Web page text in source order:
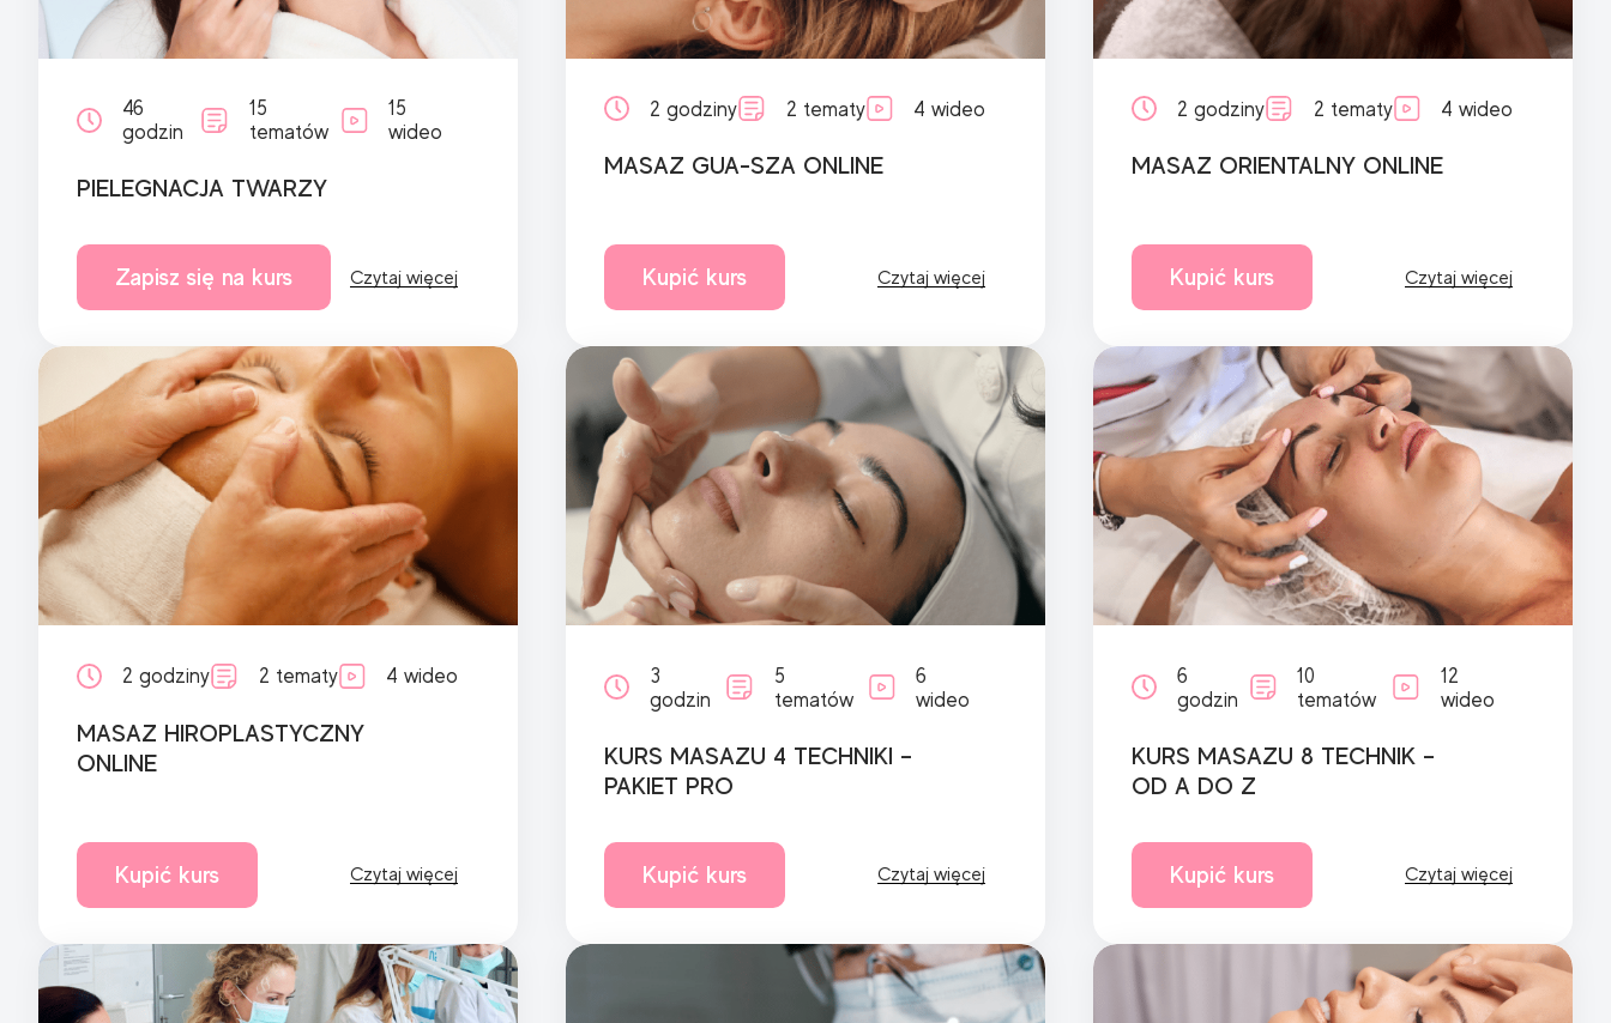
46
godzin
15
tematów
15
wideo
PIELEGNACJA TWARZY
Zapisz się na kurs Czytaj więcej
2 godziny 2 tematy 4 wideo
MASAZ GUA-SZA ONLINE
Kupić kurs Czytaj więcej
2 godziny 2 tematy 4 wideo
MASAZ ORIENTALNY ONLINE
Kupić kurs Czytaj więcej
2 godziny 2 tematy 4 wideo
MASAZ HIROPLASTYCZNY
ONLINE
Kupić kurs Czytaj więcej
3
godzin
5
tematów
6
wideo
KURS MASAZU 4 TECHNIKI –
PAKIET PRO
Kupić kurs Czytaj więcej
6
godzin
10
tematów
12
wideo
KURS MASAZU 8 TECHNIK –
OD A DO Z
Kupić kurs Czytaj więcej